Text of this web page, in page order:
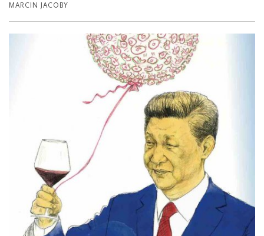
MARCIN JACOBY